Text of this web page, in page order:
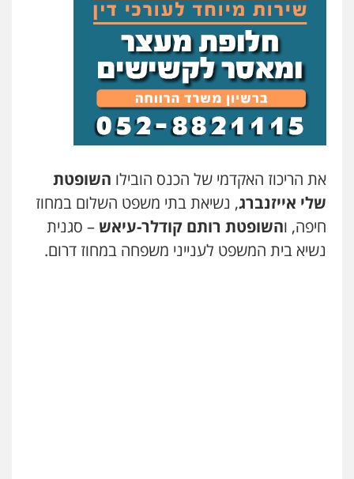
0526655833
עו"ד אורנת קמרון
פלילי תעבורה עורכי דין לענייני אסירים
משפחה נוער
0505417090
עורכי דין לענייני אסירים
0507120031
עו"ד אייל אביטל
פלילי פשיעה חמורה מעצרים וחקירות
את הריכוז האקדמי של הכנס הובילו השופטת
שלי אייזנברג, נשיאת בתי משפט השלום במחוז
חיפה, והשופטת רותם קודלר-עיאש – סגנית
נשיא בית המשפט לענייני משפחה במחוז דרום.